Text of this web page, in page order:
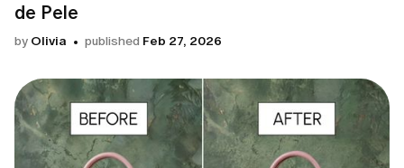
de Pele
by Olivia published Feb 27, 2026